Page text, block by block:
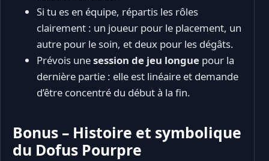
Si tu es en équipe, répartis les rôles
clairement : un joueur pour le placement, un
autre pour le soin, et deux pour les dégâts.
Prévois unesession de jeu longue pour la
dernière partie : elle est linéaire et demande
d’être concentré du début à la fin.
Bonus – Histoire et symbolique
du Dofus Pourpre